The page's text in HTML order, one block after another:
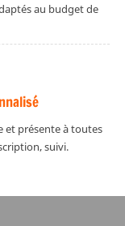
au budget de
et présente à toutes
suivi.